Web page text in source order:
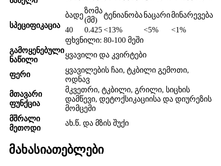
სპეციფიკაცია
ბადე
ზომა
(მმ)
ტენიანობანაცარიმინარევება
40
0.425<13% <5%
<1%
ფხვნილი: 80-100 მეში
გამოყენებული
ნაწილი
ყვავილი და კვირტები
ფერი
ყვავილების ჩაი, ტკბილი გემოთი,
ოდნავ
მთავარი
ფუნქცია
მკვეთრი, ტკბილი, გრილი, სიცხის
დამწევი, დეტოქსიკაციისა და დიურეზის
მომცემი
მშრალი
მეთოდი
ახ.წ. და მზის შუქი
მახასიათებლები